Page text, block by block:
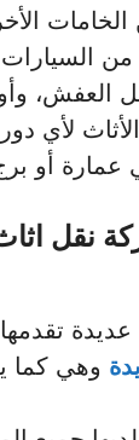
من
العفش،
لأي
عمارة أو
نقل
تقدمها
وهي كما